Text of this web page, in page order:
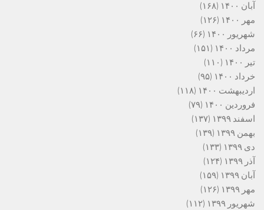
آبان ۱۴۰۰
(۱۶۸)
مهر ۱۴۰۰
(۱۲۶)
شهریور ۱۴۰۰
(۶۶)
مرداد ۱۴۰۰
(۱۵۱)
تیر ۱۴۰۰
(۱۱۰)
خرداد ۱۴۰۰
(۹۵)
اردیبهشت ۱۴۰۰
(۱۱۸)
فروردین ۱۴۰۰
(۷۹)
اسفند ۱۳۹۹
(۱۳۷)
بهمن ۱۳۹۹
(۱۳۹)
دی ۱۳۹۹
(۱۳۳)
آذر ۱۳۹۹
(۱۲۴)
آبان ۱۳۹۹
(۱۵۹)
مهر ۱۳۹۹
(۱۲۶)
شهریور ۱۳۹۹
(۱۱۲)